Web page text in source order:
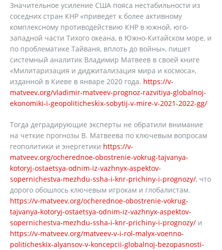
Значительное усиление США пояса нестабильности из
соседних стран КНР «приведет к более активному
комплексному противодействию КНР в южной, юго-
западной части Тихого океана, в Южно-Китайском море, и
по проблематике Тайваня, вплоть до войны», пишет
системный аналитик Владимир Матвеев в своей книге
«Милитаризация и диджитализация мира и космоса»,
изданной в Киеве в январе 2020 года. https://v-
matveev.org/vladimir-matveev-prognoz-razvitiya-globalnoj-
ekonomiki-i-geopoliticheskix-sobytij-v-mire-v-2021-2022-gg/
Тогда деградирующие эксперты не обратили внимание
на четкие прогнозы В. Матвеева по ключевым вопросам
геополитики и энергетики https://v-
matveev.org/ocherednoe-obostrenie-vokrug-tajvanya-
kotoryj-ostaetsya-odnim-iz-vazhnyx-aspektov-
sopernichestva-mezhdu-ssha-i-knr-prichiny-i-prognozy/, что
дорого обошлось ключевым игрокам и глобалистам.
https://v-matveev.org/ocherednoe-obostrenie-vokrug-
tajvanya-kotoryj-ostaetsya-odnim-iz-vazhnyx-aspektov-
sopernichestva-mezhdu-ssha-i-knr-prichiny-i-prognozy/ и
https://v-matveev.org/matveev-v-i-rol-malyx-voenno-
politicheskix-alyansov-v-koncepcii-globalnoj-bezopasnosti-